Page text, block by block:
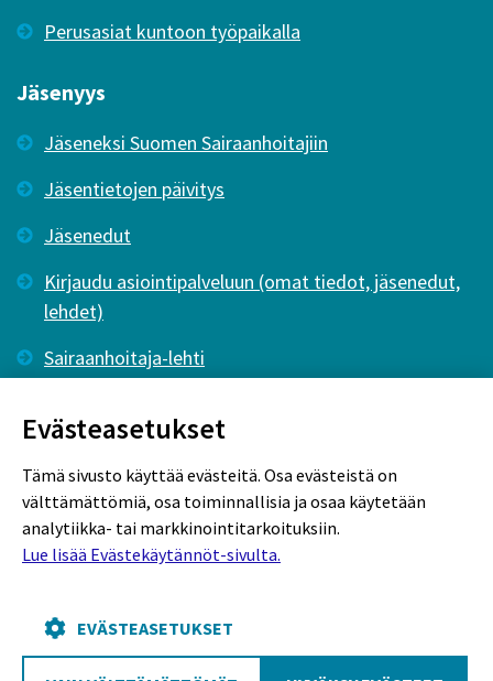
Perusasiat kuntoon työpaikalla
Jäsenyys
Jäseneksi Suomen Sairaanhoitajiin
Jäsentietojen päivitys
Jäsenedut
Kirjaudu asiointipalveluun (omat tiedot, jäsenedut,
lehdet)
Sairaanhoitaja-lehti
Evästekäytännöt
Evästeasetukset
Tämä sivusto käyttää evästeitä. Osa evästeistä on
välttämättömiä, osa toiminnallisia ja osaa käytetään
analytiikka- tai markkinointitarkoituksiin.
Lue lisää Evästekäytännöt-sivulta.
EVÄSTEASETUKSET